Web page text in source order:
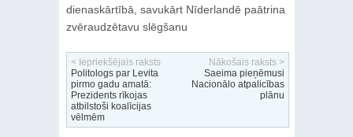
dienaskārtībā, savukārt Nīderlandē paātrina
zvēraudzētavu slēgšanu
< Iepriekšējais raksts
Politologs par Levita
pirmo gadu amatā:
Prezidents rīkojas
atbilstoši koalīcijas
vēlmēm
Nākošais raksts >
Saeima pieņēmusi
Nacionālo atpalicības
plānu